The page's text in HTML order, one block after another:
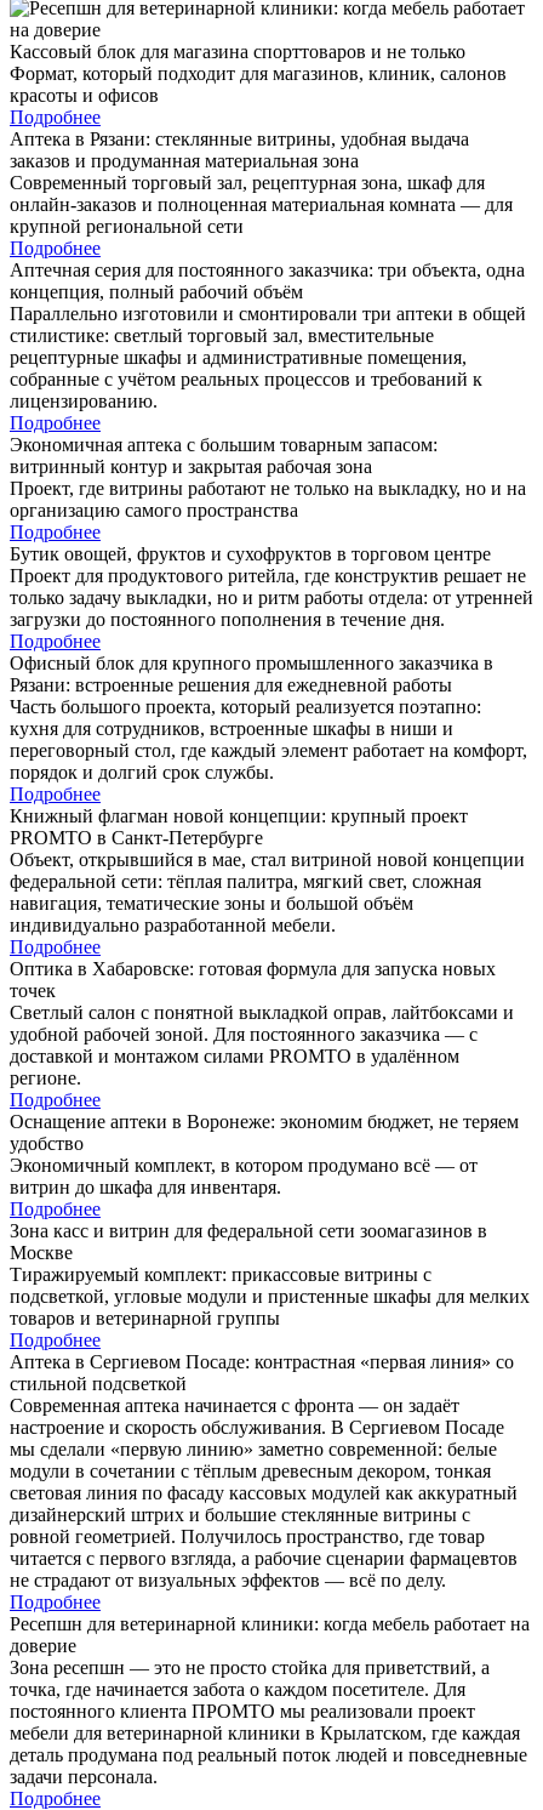
Кассовый блок для магазина спорттоваров и не только
Формат, который подходит для магазинов, клиник, салонов
красоты и офисов
Подробнее
Аптека в Рязани: стеклянные витрины, удобная выдача
заказов и продуманная материальная зона
Современный торговый зал, рецептурная зона, шкаф для
онлайн-заказов и полноценная материальная комната — для
крупной региональной сети
Подробнее
Аптечная серия для постоянного заказчика: три объекта, одна
концепция, полный рабочий объём
Параллельно изготовили и смонтировали три аптеки в общей
стилистике: светлый торговый зал, вместительные
рецептурные шкафы и административные помещения,
собранные с учётом реальных процессов и требований к
лицензированию.
Подробнее
Экономичная аптека с большим товарным запасом:
витринный контур и закрытая рабочая зона
Проект, где витрины работают не только на выкладку, но и на
организацию самого пространства
Подробнее
Бутик овощей, фруктов и сухофруктов в торговом центре
Проект для продуктового ритейла, где конструктив решает не
только задачу выкладки, но и ритм работы отдела: от утренней
загрузки до постоянного пополнения в течение дня.
Подробнее
Офисный блок для крупного промышленного заказчика в
Рязани: встроенные решения для ежедневной работы
Часть большого проекта, который реализуется поэтапно:
кухня для сотрудников, встроенные шкафы в ниши и
переговорный стол, где каждый элемент работает на комфорт,
порядок и долгий срок службы.
Подробнее
Книжный флагман новой концепции: крупный проект
PROMTO в Санкт-Петербурге
Объект, открывшийся в мае, стал витриной новой концепции
федеральной сети: тёплая палитра, мягкий свет, сложная
навигация, тематические зоны и большой объём
индивидуально разработанной мебели.
Подробнее
Оптика в Хабаровске: готовая формула для запуска новых
точек
Светлый салон с понятной выкладкой оправ, лайтбоксами и
удобной рабочей зоной. Для постоянного заказчика — с
доставкой и монтажом силами PROMTO в удалённом
регионе.
Подробнее
Оснащение аптеки в Воронеже: экономим бюджет, не теряем
удобство
Экономичный комплект, в котором продумано всё — от
витрин до шкафа для инвентаря.
Подробнее
Зона касс и витрин для федеральной сети зоомагазинов в
Москве
Тиражируемый комплект: прикассовые витрины с
подсветкой, угловые модули и пристенные шкафы для мелких
товаров и ветеринарной группы
Подробнее
Аптека в Сергиевом Посаде: контрастная «первая линия» со
стильной подсветкой
Современная аптека начинается с фронта — он задаёт
настроение и скорость обслуживания. В Сергиевом Посаде
мы сделали «первую линию» заметно современной: белые
модули в сочетании с тёплым древесным декором, тонкая
световая линия по фасаду кассовых модулей как аккуратный
дизайнерский штрих и большие стеклянные витрины с
ровной геометрией. Получилось пространство, где товар
читается с первого взгляда, а рабочие сценарии фармацевтов
не страдают от визуальных эффектов — всё по делу.
Подробнее
Ресепшн для ветеринарной клиники: когда мебель работает на
доверие
Зона ресепшн — это не просто стойка для приветствий, а
точка, где начинается забота о каждом посетителе. Для
постоянного клиента ПРОМТО мы реализовали проект
мебели для ветеринарной клиники в Крылатском, где каждая
деталь продумана под реальный поток людей и повседневные
задачи персонала.
Подробнее